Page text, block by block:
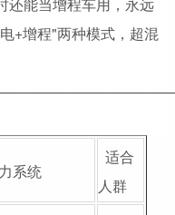
还能当增程车用，永远
+增程"两种模式，超混
系统
适合
人群